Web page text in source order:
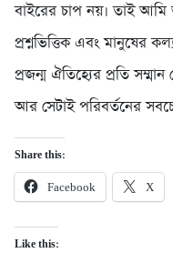
বাইরের চাপ নয়। তাই আমি
প্রশ্নভিত্তিক এবং মানুষের
প্রজন্ম ঐতিহ্যের প্রতি
আর সেটাই পরিবর্তনের
Share this:
Facebook X
Like this: